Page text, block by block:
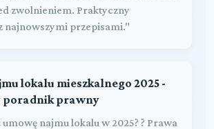
zwolnieniem. Praktyczny
najnowszymi przepisami."
lokalu mieszkalnego 2025 -
poradnik prawny
umowę najmu lokalu w 2025? ? Prawa